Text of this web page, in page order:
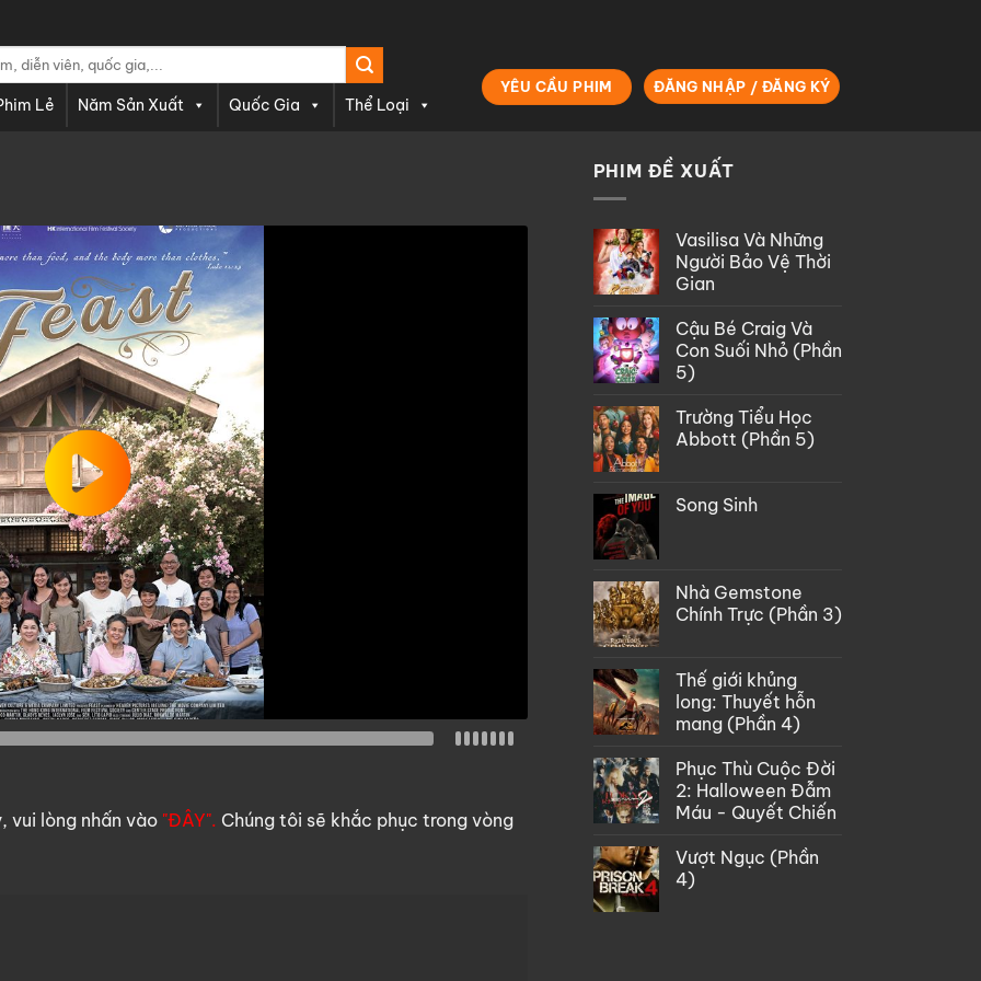
Lẻ Năm Sản Xuất Quốc Gia Thể Loại
YÊU CẦU PHIM ĐĂNG NHẬP / ĐĂNG KÝ
vui lòng nhấn vào "ĐÂY". Chúng tôi sẽ khắc phục trong vòng
PHIM ĐỀ XUẤT
Vasilisa Và Những
Người Bảo Vệ Thời
Gian
Cậu Bé Craig Và
Con Suối Nhỏ (Phần
5)
Trường Tiểu Học
Abbott (Phần 5)
Song Sinh
Nhà Gemstone
Chính Trực (Phần 3)
Thế giới khủng
long: Thuyết hỗn
mang (Phần 4)
Phục Thù Cuộc Đời
2: Halloween Đẫm
Máu - Quyết Chiến
Vượt Ngục (Phần
4)